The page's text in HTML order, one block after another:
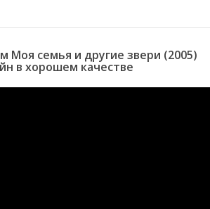
Моя семья и другие звери (2005)
в хорошем качестве